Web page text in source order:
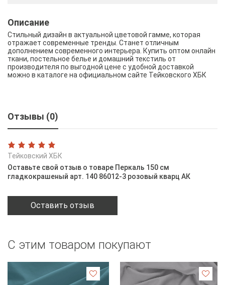
Описание
Стильный дизайн в актуальной цветовой гамме, которая
отражает современные тренды. Станет отличным
дополнением современного интерьера. Купить оптом онлайн
ткани, постельное белье и домашний текстиль от
производителя по выгодной цене с удобной доставкой
можно в каталоге на официальном сайте Тейковского ХБК
Отзывы (0)
Тейковский ХБК
Оставьте свой отзыв о товаре Перкаль 150 см
гладкокрашеный арт. 140 86012-3 розовый кварц АК
Оставить отзыв
С этим товаром покупают